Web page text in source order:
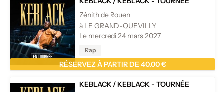
Zénith de Rouen
à LE GRAND-QUEVILLY
Le mercredi 24 mars 2027
Rap
RÉSERVEZ À PARTIR DE 40.00 €
KEBLACK /KEBLACK - TOURNÉE